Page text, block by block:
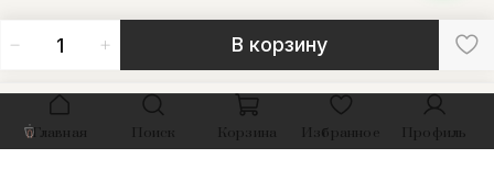
В корзину
Главная Поиск Корзина Избранное Профиль